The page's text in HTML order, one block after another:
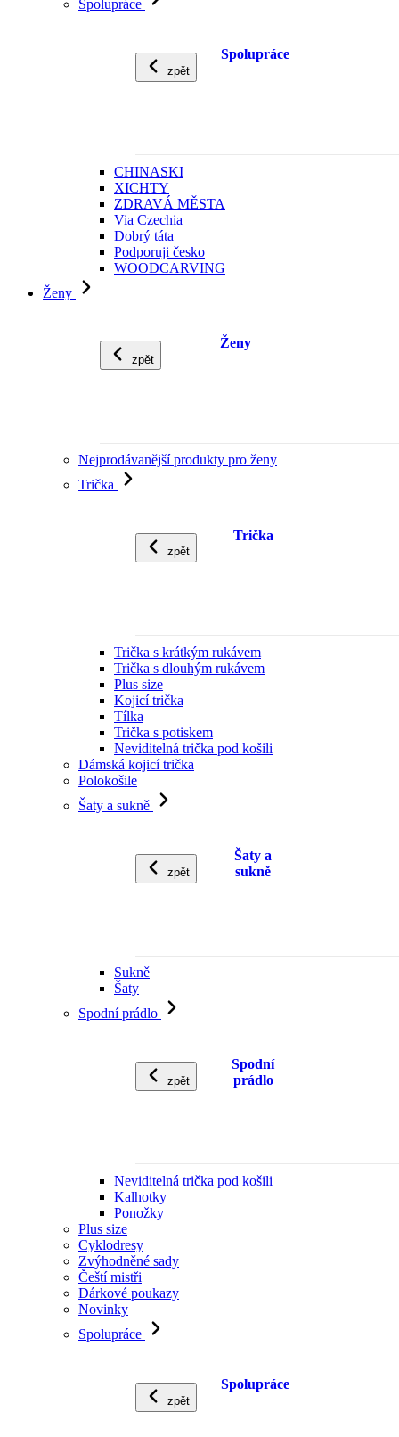
Spolupráce
zpět
Spolupráce
CHINASKI
XICHTY
ZDRAVÁ MĚSTA
Via Czechia
Dobrý táta
Podporuji česko
WOODCARVING
Ženy
zpět
Ženy
Nejprodávanější produkty pro ženy
Trička
zpět
Trička
Trička s krátkým rukávem
Trička s dlouhým rukávem
Plus size
Kojicí trička
Tílka
Trička s potiskem
Neviditelná trička pod košili
Dámská kojicí trička
Polokošile
Šaty a sukně
zpět
Šaty a
sukně
Sukně
Šaty
Spodní prádlo
zpět
Spodní
prádlo
Neviditelná trička pod košili
Kalhotky
Ponožky
Plus size
Cyklodresy
Zvýhodněné sady
Čeští mistři
Dárkové poukazy
Novinky
Spolupráce
zpět
Spolupráce